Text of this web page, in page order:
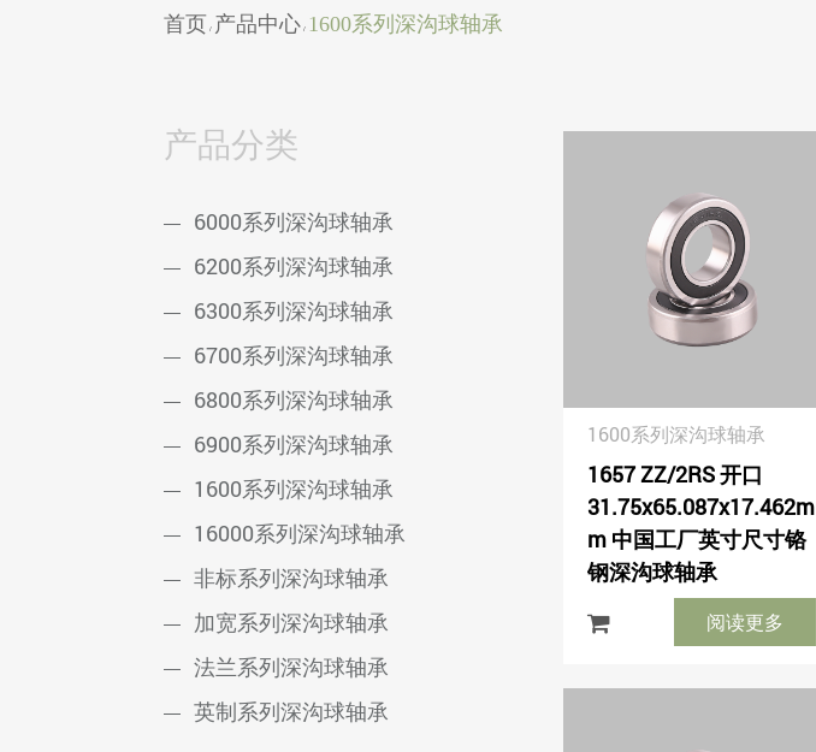
首页 / 产品中心/ 1600系列深沟球轴承
产品分类
6000系列深沟球轴承
6200系列深沟球轴承
6300系列深沟球轴承
6700系列深沟球轴承
6800系列深沟球轴承
6900系列深沟球轴承
1600系列深沟球轴承
16000系列深沟球轴承
非标系列深沟球轴承
加宽系列深沟球轴承
法兰系列深沟球轴承
英制系列深沟球轴承
1600系列深沟球轴承
1657 ZZ/2RS 开口
31.75x65.087x17.462m
m 中国工厂英寸尺寸铬
钢深沟球轴承
阅读更多